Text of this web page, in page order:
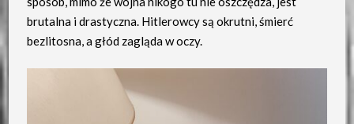
brutalna i drastyczna. Hitlerowcy są okrutni, śmierć
bezlitosna, a głód zagląda w oczy.